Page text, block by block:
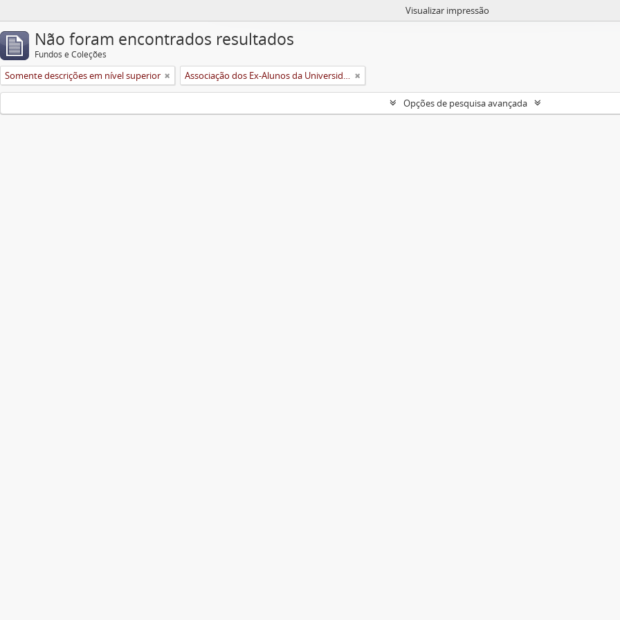
Visualizar impressão
Não foram encontrados resultados
Fundos e Coleções
Somente descrições em nível superior Associação dos Ex-Alunos da Universidade Federal de Viçosa (AEA)
Opções de pesquisa avançada